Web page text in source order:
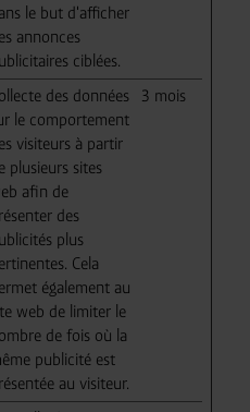
le but d'afficher
annonces
ciblées.
des données
le comportement
visiteurs à partir
plusieurs sites
afin de
des
plus
Cela
également au
web de limiter le
de fois où la
publicité est
au visiteur.
3 mois